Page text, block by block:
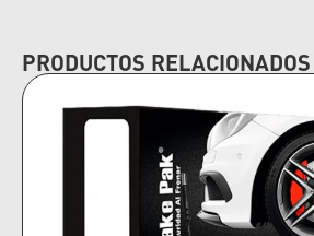
PRODUCTOS RELACIONADOS